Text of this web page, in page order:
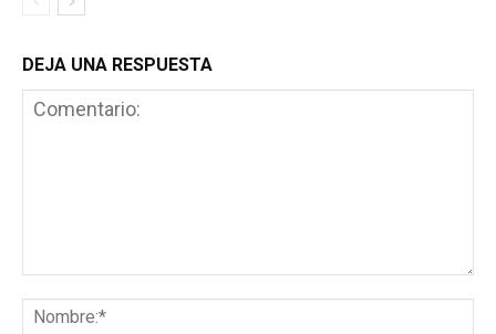
DEJA UNA RESPUESTA